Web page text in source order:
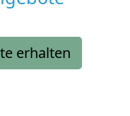
erhalten